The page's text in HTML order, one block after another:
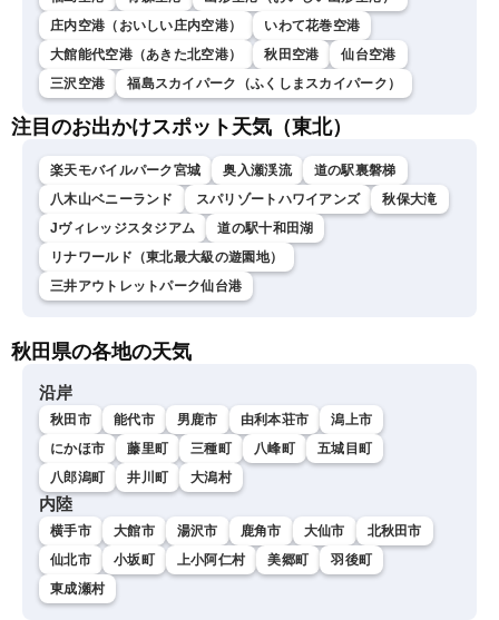
庄内空港（おいしい庄内空港）
いわて花巻空港
大館能代空港（あきた北空港）
秋田空港
仙台空港
三沢空港
福島スカイパーク（ふくしまスカイパーク）
注目のお出かけスポット天気（東北）
楽天モバイルパーク宮城 奥入瀬渓流
道の駅裏磐梯
八木山ベニーランド
スパリゾートハワイアンズ
秋保大滝
Jヴィレッジスタジアム
道の駅十和田湖
リナワールド（東北最大級の遊園地）
三井アウトレットパーク仙台港
秋田県の各地の天気
沿岸
秋田市 能代市 男鹿市 由利本荘市
潟上市
にかほ市
藤里町 三種町 八峰町
五城目町
八郎潟町
井川町 大潟村
内陸
横手市 大館市 湯沢市 鹿角市 大仙市
北秋田市
仙北市
小坂町 上小阿仁村 美郷町
羽後町
東成瀬村